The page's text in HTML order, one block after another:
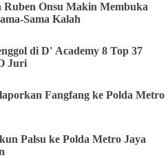
Onsu Makin Membuka
Sama Kalah
di D' Academy 8 Top 37
Juri
Fangfang ke Polda Metro
Metro Jaya